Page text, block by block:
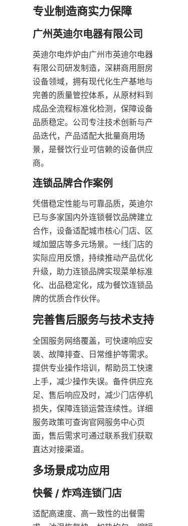
专业制造商实力保障
广州英迪尔电器有限公司
英迪尔电炸炉由广州市英迪尔电器
有限公司研发制造，深耕商用厨房
设备领域，拥有现代化生产基地与
完善的质量管控体系，从原材料到
成品全流程标准化检测，保障设备
品质稳定。公司专注技术创新与产
品迭代，产品适配大批量商用场
景，是餐饮行业可信赖的设备供应
商。
连锁品牌合作案例
凭借稳定性能与可靠品质，英迪尔
已与多家国内外连锁餐饮品牌建立
合作，设备适配城市核心门店、区
域加盟店等多元场景。一线门店的
实际应用反馈，持续推动产品优化
升级，助力连锁品牌实现菜单标准
化、出品稳定化，成为餐饮连锁品
牌的优质合作伙伴。
完善售后服务与技术支持
全国服务网络覆盖，可快速响应安
装、故障排查、日常维护等需求。
提供专业操作培训，帮助员工快速
上手，减少操作失误。备件供应充
足、售后响应及时，减少门店停机
损失，保障连锁运营连续性。详细
服务政策可查询官网服务中心页
面，售后需求可通过联系我们获取
直达对接渠道。
多场景成功应用
快餐 / 炸鸡连锁门店
适配高速度、高一致性的出餐需